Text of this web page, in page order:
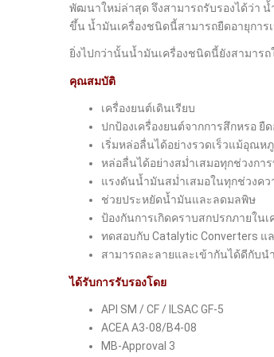
พัฒนาใหม่ล่าสุด จึงสามารถรับรองได้ว่า
ขึ้น น้ำมันเครื่องชนิดนี้สามารถยืดอายุการ
ยิ่งไปกว่านั้นน้ำมันเครื่องชนิดนี้ยังสามารถ
คุณสมบัติ
เครื่องยนต์เดินเรียบ
ปกป้องเครื่องยนต์จากการสึกหรอ ยื
เริ่มหล่อลื่นได้อย่างรวดเร็วแม้อุณห
หล่อลื่นได้อย่างสม่ำเสมอทุกช่วงกา
แรงดันน้ำมันสม่ำเสมอในทุกช่วงคว
ช่วยประหยัดน้ำมันและลดมลพิษ
ป้องกันการเกิดคราบสกปรกภายในเ
ทดสอบกับ Catalytic Converters
สามารถละลายและเข้ากันได้ดีกับน
ได้รับการรับรองโดย
API SM / CF / ILSAC GF-5
ACEA A3-08/B4-08
MB-Approval 3